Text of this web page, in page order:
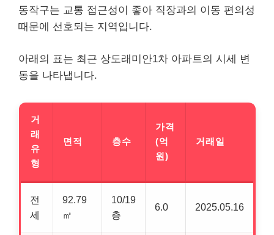
동작구는 교통 접근성이 좋아 직장과의 이동 편의성
때문에 선호되는 지역입니다.
아래의 표는 최근 상도래미안1차 아파트의 시세 변
동을 나타냅니다.
거
래
유
형
면적 층수
가격
(억
원)
거래일
전
세
92.79
㎡
10/19
층
6.0 2025.05.16